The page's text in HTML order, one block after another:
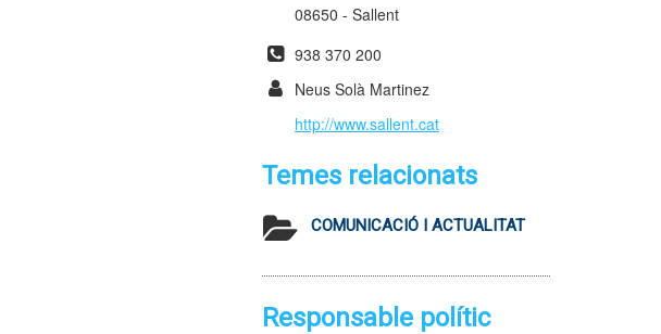
08650 - Sallent
938 370 200
Neus Solà Martinez
http://www.sallent.cat
Temes relacionats
COMUNICACIÓ I ACTUALITAT
Responsable polític